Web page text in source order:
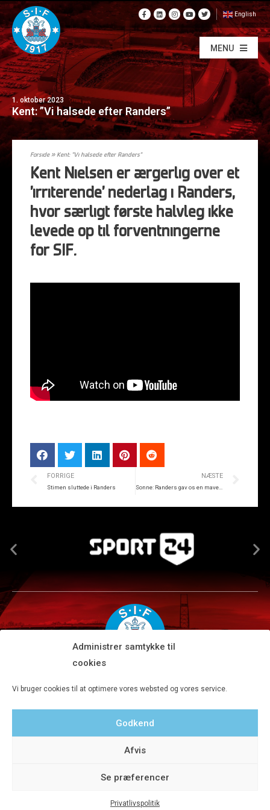
Administrer samtykke til
cookies
Vi bruger cookies til at optimere vores websted og vores service.
Godkend
Afvis
Se præferencer
Privatlivspolitik
English
MENU
1. oktober 2023
Kent: ”Vi halsede efter Randers”
Forside»Kent: ”Vi halsede efter Randers”
Kent Nielsen er ærgerlig over et
’irriterende’ nederlag i Randers,
hvor særligt første halvleg ikke
levede op til forventningerne
for SIF.
FORRIGE
Stimen sluttede i Randers
NÆSTE
Sonne: Randers gav os en mavepuster
Tlf 8680 4477 · Fax 8680 4647 · Kontortid man-fre kl. 9-15
© 2020 Silkeborg IF A/S - Designet af Aveo - web&marketing